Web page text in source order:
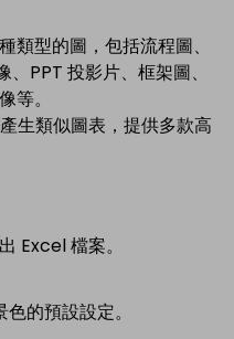
類型的圖，包括流程圖、
PPT 投影片、框架圖、
等。
生類似圖表，提供多款高
Excel 檔案。
的預設設定。